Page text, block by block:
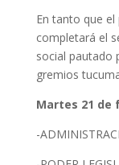
En tanto que
completará el
social pautado
gremios
Martes 21 de
-